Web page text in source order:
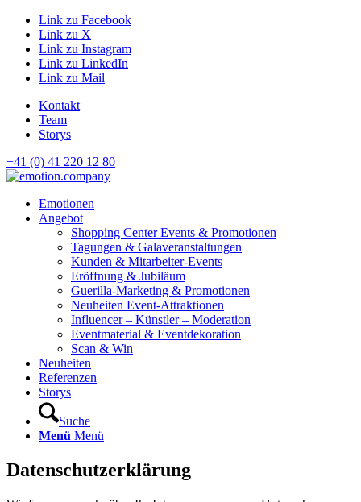
Link zu Facebook
Link zu X
Link zu Instagram
Link zu LinkedIn
Link zu Mail
Kontakt
Team
Storys
+41 (0) 41 220 12 80
Hauptnavigation
Emotionen
Angebot
Shopping Center Events & Promotionen
Tagungen & Galaveranstaltungen
Kunden & Mitarbeiter-Events
Eröffnung & Jubiläum
Guerilla-Marketing & Promotionen
Neuheiten Event-Attraktionen
Influencer – Künstler – Moderation
Eventmaterial & Eventdekoration
Scan & Win
Neuheiten
Referenzen
Storys
Suche
Menü Menü
Datenschutzerklärung